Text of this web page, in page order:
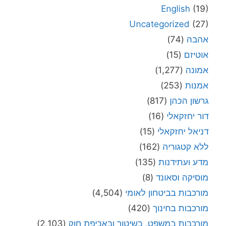
English (19)
Uncategorized (27)
אהבה (74)
אוטיזם (15)
אמונה (1,277)
אמנות (253)
גרשון הכהן (817)
דור יחזקאלי (16)
דניאל יחזקאלי (15)
ללא קטגוריה (162)
מדע ועתידנות (135)
מוסיקה וסאונד (8)
מורכבות בביטחון לאומי (4,504)
מורכבות בחינוך (420)
מורכבות במשפט, בשיטור ובאכיפת חוק (2,103)